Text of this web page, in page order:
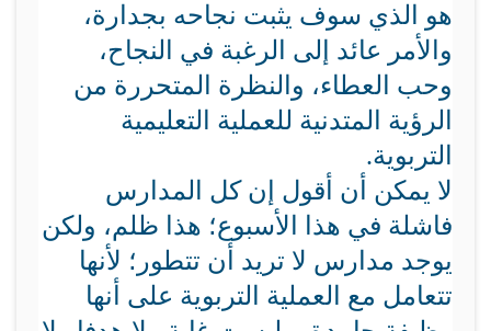
هو الذي سوف يثبت نجاحه بجدارة،
والأمر عائد إلى الرغبة في النجاح،
وحب العطاء، والنظرة المتحررة من
الرؤية المتدنية للعملية التعليمية
التربوية.
لا يمكن أن أقول إن كل المدارس
فاشلة في هذا الأسبوع؛ هذا ظلم، ولكن
يوجد مدارس لا تريد أن تتطور؛ لأنها
تتعامل مع العملية التربوية على أنها